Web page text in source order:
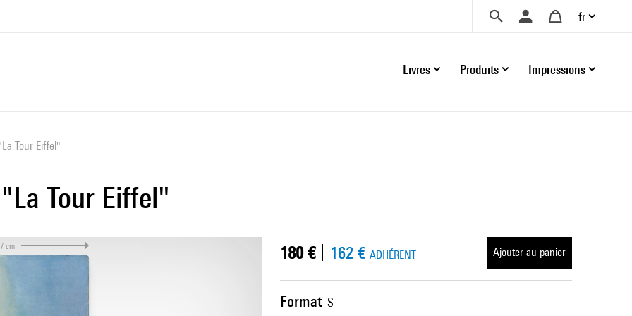
fr
Livres Produits Impressions
Tour Eiffel"
Tour Eiffel"
cm
Format S
180 € 162 € ADHÉRENT Ajouter au panier